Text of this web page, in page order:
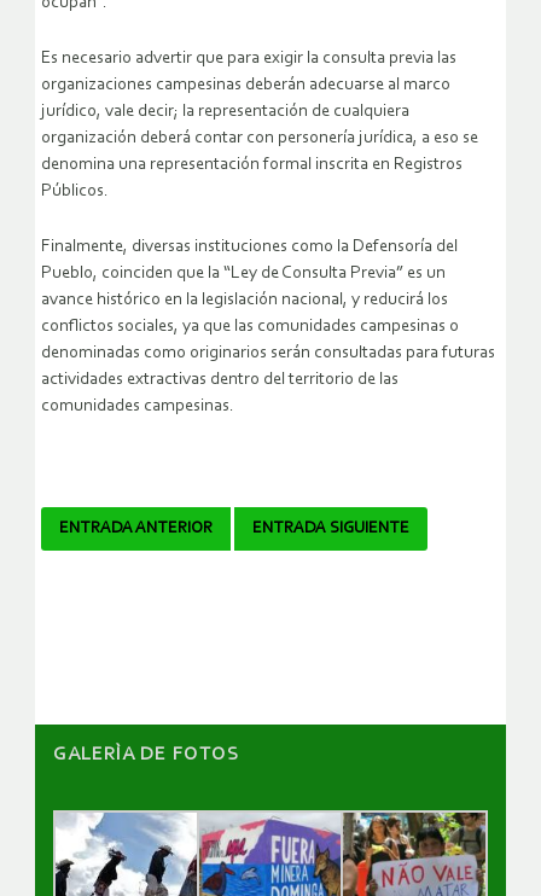
Es necesario advertir que para exigir la consulta previa las
organizaciones campesinas deberán adecuarse al marco
jurídico, vale decir; la representación de cualquiera
organización deberá contar con personería jurídica, a eso se
denomina una representación formal inscrita en Registros
Públicos.
Finalmente, diversas instituciones como la Defensoría del
Pueblo, coinciden que la “Ley de Consulta Previa” es un
avance histórico en la legislación nacional, y reducirá los
conflictos sociales, ya que las comunidades campesinas o
denominadas como originarios serán consultadas para futuras
actividades extractivas dentro del territorio de las
comunidades campesinas.
Navegador
ENTRADA ANTERIOR ENTRADA SIGUIENTE
GALERÌA DE FOTOS